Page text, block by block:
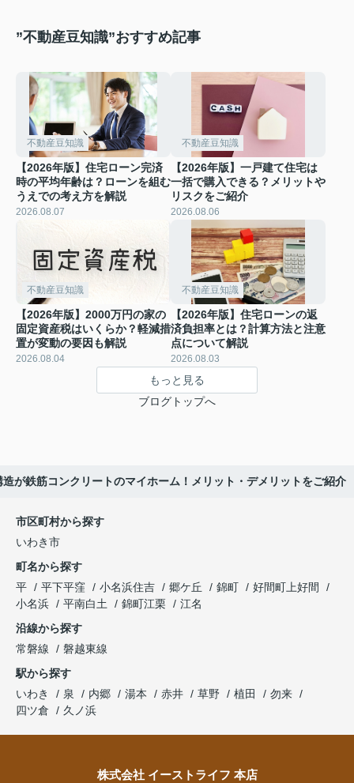
”不動産豆知識”おすすめ記事
不動産豆知識
【2026年版】住宅ローン完済
時の平均年齢は？ローンを組む
うえでの考え方を解説
2026.08.07
不動産豆知識
【2026年版】一戸建て住宅は
一括で購入できる？メリットや
リスクをご紹介
2026.08.06
不動産豆知識
【2026年版】2000万円の家の
固定資産税はいくらか？軽減措
置が変動の要因も解説
2026.08.04
不動産豆知識
【2026年版】住宅ローンの返
済負担率とは？計算方法と注意
点について解説
2026.08.03
もっと見る
ブログトップへ
が鉄筋コンクリートのマイホーム！メリット・デメリットをご紹介
市区町村から探す
いわき市
町名から探す
平
平下平窪 小名浜住吉 郷ケ丘 錦町
好間町上好間
小名浜
平南白土 錦町江栗
江名
沿線から探す
常磐線
磐越東線
駅から探す
いわき
泉 内郷 湯本 赤井 草野 植田
勿来
四ツ倉
久ノ浜
株式会社 イーストライフ 本店